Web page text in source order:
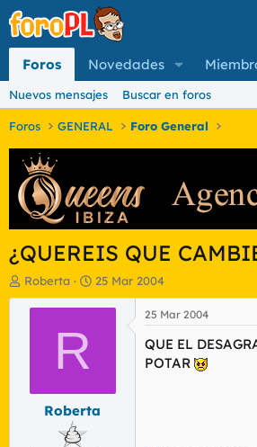
Foros Novedades
Nuevos mensajes Buscar en foros
Foros GENERAL Foro General
¿QUEREIS QUE
I
n
o
Roberta
F
e
c
i
n
25 Mar 2004
R
Roberta
25 Mar 2004
QUE EL
POTAR